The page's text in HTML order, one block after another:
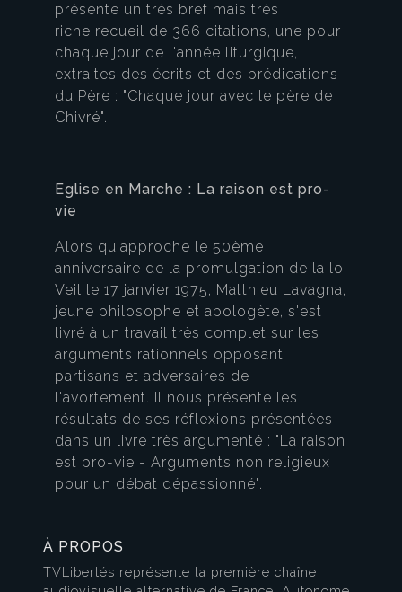
présente un très bref mais très
riche recueil de 366 citations, une pour
chaque jour de l'année liturgique,
extraites des écrits et des prédications
du Père : "Chaque jour avec le père de
Chivré".
Eglise en Marche : La raison est pro-
vie
Alors qu'approche le 50ème
anniversaire de la promulgation de la loi
Veil le 17 janvier 1975, Matthieu Lavagna,
jeune philosophe et apologète, s'est
livré à un travail très complet sur les
arguments rationnels opposant
partisans et adversaires de
l'avortement. Il nous présente les
résultats de ses réflexions présentées
dans un livre très argumenté : "La raison
est pro-vie - Arguments non religieux
pour un débat dépassionné".
À PROPOS
TVLibertés représente la première chaîne